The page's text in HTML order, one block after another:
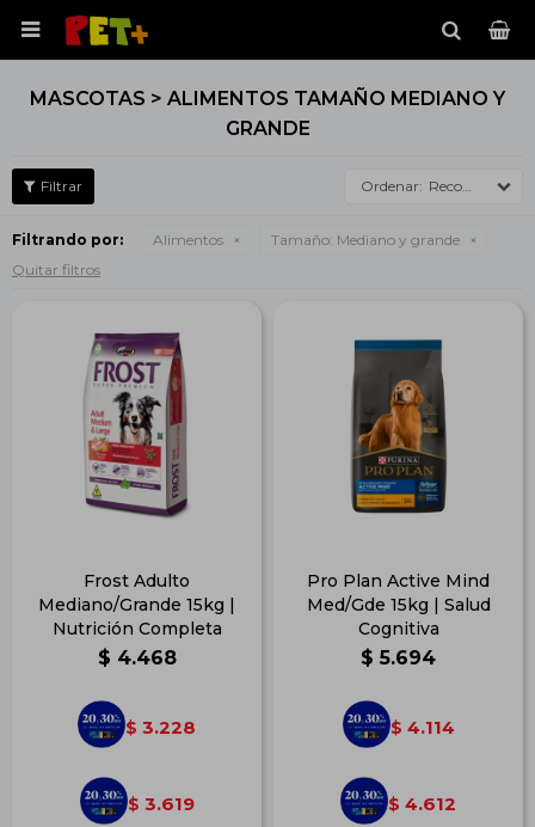

MASCOTAS > ALIMENTOS TAMAÑO MEDIANO Y
GRANDE
Recomendados
Filtrando por: Alimentos Tamaño: Mediano y grande
Quitar filtros
Frost Adulto
Mediano/Grande 15kg |
Nutrición Completa
$ 4.468
$ 3.228
$ 3.619
Pro Plan Active Mind
Med/Gde 15kg | Salud
Cognitiva
$ 5.694
$ 4.114
$ 4.612